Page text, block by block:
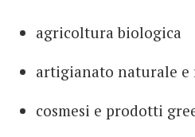
agricoltura biologica
artigianato naturale
cosmesi e prodotti